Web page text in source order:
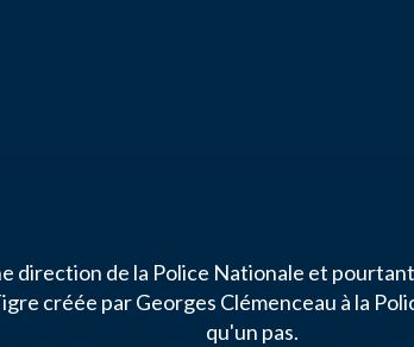
direction de la Police Nationale et
créée par Georges Clémenceau à la
qu'un pas.